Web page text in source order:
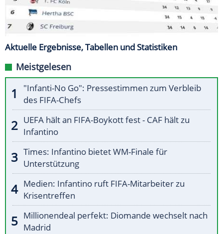
Aktuelle Ergebnisse, Tabellen und Statistiken
Meistgelesen
"Infanti-No Go": Pressestimmen zum Verbleib
des FIFA-Chefs
UEFA hält an FIFA-Boykott fest - CAF hält zu
Infantino
Times: Infantino bietet WM-Finale für
Unterstützung
Medien: Infantino ruft FIFA-Mitarbeiter zu
Krisentreffen
Millionendeal perfekt: Diomande wechselt nach
Madrid